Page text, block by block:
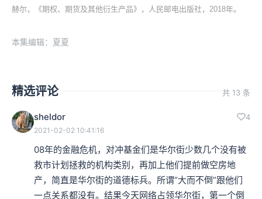
赫尔，《期权、期货及其他衍生产品》，人民邮电出版社，2018年。
本集编辑：夏夏
精选评论 共 13 条
sheldor 4
2021-02-02 10:41:16
08年的金融危机，对冲基金们是华尔街少数几个没有被
救市计划拯救的机构类别，再加上他们提前做空房地
产，简直是华尔街的道德标兵。所谓“大而不倒”跟他们
一点关系都没有。结果今天网络占领华尔街，第一个倒